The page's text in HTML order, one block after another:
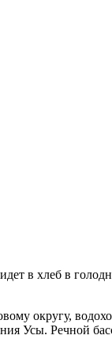
в хлеб в
округу,
Усы. Речной